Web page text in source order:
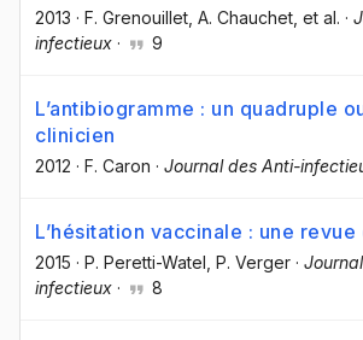
2013 · F. Grenouillet , A. Chauchet , et al. ·
infectieux · 9
L’antibiogramme : un quadruple
clinicien
2012 · F. Caron · Journal des Anti-
L’hésitation vaccinale : une
2015 · P. Peretti-Watel , P. Verger ·
infectieux · 8